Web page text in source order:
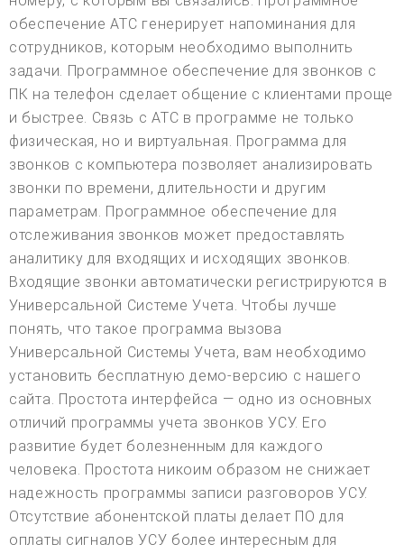
обеспечение АТС генерирует напоминания для
сотрудников, которым необходимо выполнить
задачи. Программное обеспечение для звонков с
ПК на телефон сделает общение с клиентами проще
и быстрее. Связь с АТС в программе не только
физическая, но и виртуальная. Программа для
звонков с компьютера позволяет анализировать
звонки по времени, длительности и другим
параметрам. Программное обеспечение для
отслеживания звонков может предоставлять
аналитику для входящих и исходящих звонков.
Входящие звонки автоматически регистрируются в
Универсальной Системе Учета. Чтобы лучше
понять, что такое программа вызова
Универсальной Системы Учета, вам необходимо
установить бесплатную демо-версию с нашего
сайта. Простота интерфейса — одно из основных
отличий программы учета звонков УСУ. Его
развитие будет болезненным для каждого
человека. Простота никоим образом не снижает
надежность программы записи разговоров УСУ.
Отсутствие абонентской платы делает ПО для
оплаты сигналов УСУ более интересным для